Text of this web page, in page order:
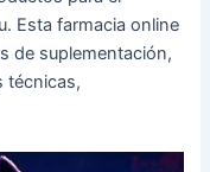
Esta farmacia online
de suplementación,
técnicas,